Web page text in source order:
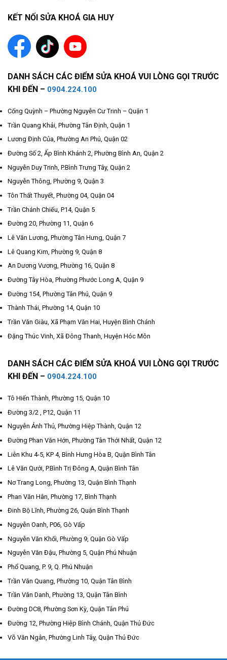
KẾT NỐI SỬA KHOÁ GIA HUY
DANH SÁCH CÁC ĐIỂM SỬA KHOÁ VUI LÒNG GỌI TRƯỚC
KHI ĐẾN – 0904.224.100
Cống Quỳnh – Phường Nguyễn Cư Trinh – Quận 1
Trần Quang Khải, Phường Tân Định, Quận 1
Lương Định Của, Phường An Phú, Quận 02
Đường Số 2, Ấp Bình Khánh 2, Phường Bình An, Quận 2
Nguyễn Duy Trinh, P.Bình Trưng Tây, Quận 2
Nguyễn Thông, Phường 9, Quận 3
Tôn Thất Thuyết, Phường 04, Quận 04
Trần Chánh Chiếu, P14, Quận 5
Đường 20, Phường 11, Quận 6
Lê Văn Lương, Phường Tân Hưng, Quận 7
Lê Quang Kim, Phường 9, Quận 8
An Dương Vương, Phường 16, Quận 8
Đường Tây Hòa, Phường Phước Long A, Quận 9
Đường 154, Phường Tân Phú, Quận 9
Thành Thái, Phường 14, Quận 10
Trần Văn Giàu, Xã Phạm Văn Hai, Huyện Bình Chánh
Đặng Thúc Vinh, Xã Đông Thanh, Huyện Hóc Môn
DANH SÁCH CÁC ĐIỂM SỬA KHOÁ VUI LÒNG GỌI TRƯỚC
KHI ĐẾN – 0904.224.100
Tô Hiến Thành, Phường 15, Quận 10
Đường 3/2 , P12, Quận 11
Nguyễn Ảnh Thủ, Phường Hiệp Thành, Quận 12
Đường Phan Văn Hớn, Phường Tân Thới Nhất, Quận 12
Liên Khu 4-5, KP 4, Bình Hưng Hòa B, Quận Bình Tân
Lê Văn Qưới, P.Bình Trị Đông A, Quận Bình Tân
Nơ Trang Long, Phường 13, Quận Bình Thạnh
Phan Văn Hân, Phường 17, Bình Thạnh
Đinh Bộ Lĩnh, Phường 26, Quận Bình Thạnh
Nguyễn Oanh, P06, Gò Vấp
Nguyễn Văn Khối, Phường 9, Quận Gò Vấp
Nguyễn Văn Đậu, Phường 5, Quận Phú Nhuận
Phổ Quang, P. 9, Q. Phú Nhuận
Trần Văn Quang, Phường 10, Quận Tân Bình
Trần Văn Danh, Phường 13, Quận Tân Bình
Đường DC8, Phường Sơn Kỳ, Quận Tân Phú
Đường 12, Phường Hiệp Bình Chánh, Quận Thủ Đức
Võ Văn Ngân, Phường Linh Tây, Quận Thủ Đức